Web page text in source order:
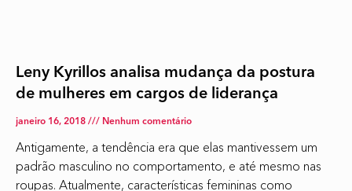
Leny Kyrillos analisa mudança da postura
de mulheres em cargos de liderança
janeiro 16, 2018 Nenhum comentário
Antigamente, a tendência era que elas mantivessem um
padrão masculino no comportamento, e até mesmo nas
roupas. Atualmente, características femininas como